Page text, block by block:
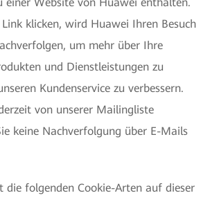
klicken, wird Huawei Ihren Besuch
um mehr über Ihre
und Dienstleistungen zu
Kundenservice zu verbessern.
von unserer Mailingliste
keine Nachverfolgung über E-Mails
die folgenden Cookie-Arten auf dieser